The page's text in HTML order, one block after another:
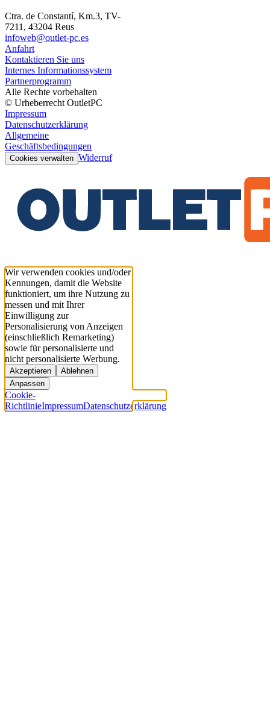
Ctra. de Constantí, Km.3, TV-
7211, 43204 Reus
infoweb@outlet-pc.es
Anfahrt
Kontaktieren Sie uns
Internes Informationssystem
Partnerprogramm
Alle Rechte vorbehalten
© Urheberrecht OutletPC
Impressum
Datenschutzerklärung
Allgemeine
Geschäftsbedingungen
Cookies verwalten Widerruf
Wir verwenden cookies und/oder
Kennungen, damit die Website
funktioniert, um ihre Nutzung zu
messen und mit Ihrer
Einwilligung zur
Personalisierung von Anzeigen
(einschließlich Remarketing)
sowie für personalisierte und
nicht personalisierte Werbung.
Akzeptieren
Ablehnen
Anpassen
Cookie-
RichtlinieImpressumDatenschutzerklärung